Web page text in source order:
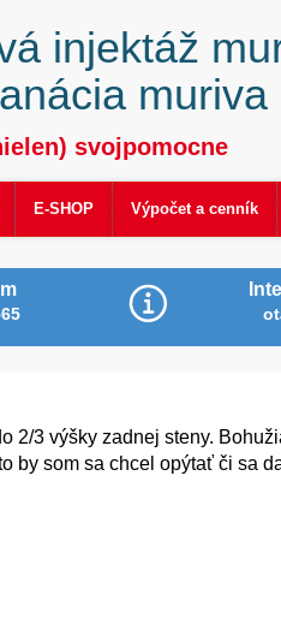
E-SHOP Výpočet a cenník
injektáž
muriva
svojpomocne
2/3 výšky zadnej steny.
by som sa chcel opýtať či sa